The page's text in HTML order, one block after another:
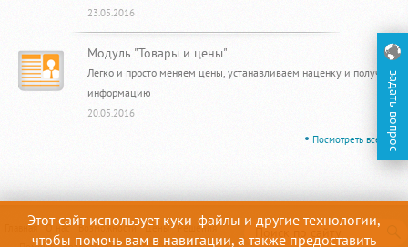
23.05.2016
Модуль "Товары и цены"
Легко и просто меняем цены, устанавливаем наценку и получаем
информацию
20.05.2016
Посмотреть все
Главная О нас Возможности Цены
Решения
Этот сайт использует куки-файлы и другие технологии,
чтобы помочь вам в навигации, а также предоставить